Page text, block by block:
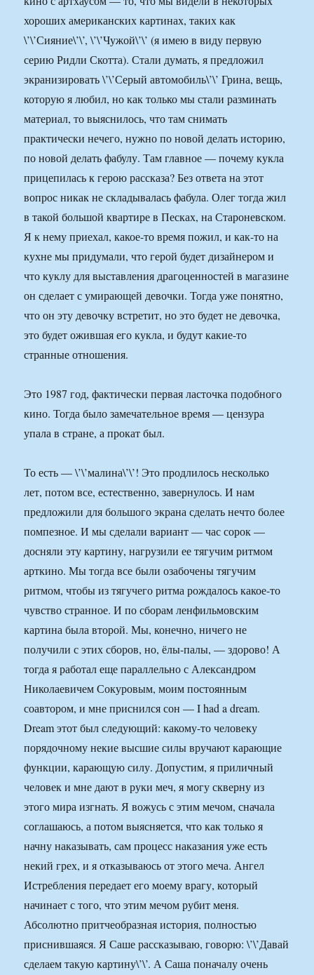
хороших американских картинах, таких как
\’\’Сияние\’\’, \’\’Чужой\’\’ (я имею в виду первую
серию Ридли Скотта). Стали думать, я предложил
экранизировать \’\’Серый автомобиль\’\’ Грина, вещь,
которую я любил, но как только мы стали разминать
материал, то выяснилось, что там снимать
практически нечего, нужно по новой делать историю,
по новой делать фабулу. Там главное — почему кукла
прицепилась к герою рассказа? Без ответа на этот
вопрос никак не складывалась фабула. Олег тогда жил
в такой большой квартире в Песках, на Староневском.
Я к нему приехал, какое-то время пожил, и как-то на
кухне мы придумали, что герой будет дизайнером и
что куклу для выставления драгоценностей в магазине
он сделает с умирающей девочки. Тогда уже понятно,
что он эту девочку встретит, но это будет не девочка,
это будет ожившая его кукла, и будут какие-то
странные отношения.
Это 1987 год, фактически первая ласточка подобного
кино. Тогда было замечательное время — цензура
упала в стране, а прокат был.
То есть — \’\’малина\’\’! Это продлилось несколько
лет, потом все, естественно, завернулось. И нам
предложили для большого экрана сделать нечто более
помпезное. И мы сделали вариант — час сорок —
досняли эту картину, нагрузили ее тягучим ритмом
арткино. Мы тогда все были озабочены тягучим
ритмом, чтобы из тягучего ритма рождалось какое-то
чувство странное. И по сборам ленфильмовским
картина была второй. Мы, конечно, ничего не
получили с этих сборов, но, ёлы-палы, — здорово! А
тогда я работал еще параллельно с Александром
Николаевичем Сокуровым, моим постоянным
соавтором, и мне приснился сон — I had a dream.
Dream этот был следующий: какому-то человеку
порядочному некие высшие силы вручают карающие
функции, карающую силу. Допустим, я приличный
человек и мне дают в руки меч, я могу скверну из
этого мира изгнать. Я вожусь с этим мечом, сначала
соглашаюсь, а потом выясняется, что как только я
начну наказывать, сам процесс наказания уже есть
некий грех, и я отказываюсь от этого меча. Ангел
Истребления передает его моему врагу, который
начинает с того, что этим мечом рубит меня.
Абсолютно притчеобразная история, полностью
приснившаяся. Я Саше рассказываю, говорю: \’\’Давай
сделаем такую картину\’\’. А Саша поначалу очень